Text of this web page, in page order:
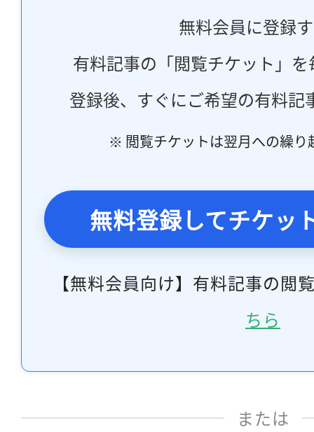
無料会員に登録
有料記事の「閲覧チケット」
登録後、すぐにご希望の有料記
※ 閲覧チケットは翌月への繰り
無料登録してチケッ
【無料会員向け】有料記事の閲
ちら
または